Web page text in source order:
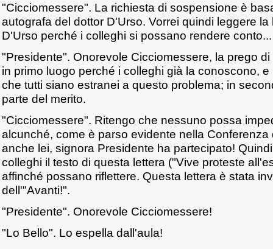
"Cicciomessere". La richiesta di sospensione è
autografa del dottor D'Urso. Vorrei quindi leggere la
D'Urso perché i colleghi si possano rendere conto...
"Presidente". Onorevole Cicciomessere, la prego
in primo luogo perché i colleghi già la conoscono,
che tutti siano estranei a questo problema; in
parte del merito.
"Cicciomessere". Ritengo che nessuno possa
alcunché, come è parso evidente nella
anche lei, signora Presidente ha partecipato!
colleghi il testo di questa lettera ("Vive proteste
affinché possano riflettere. Questa lettera è stata
dell'"Avanti!".
"Presidente". Onorevole Cicciomessere!
"Lo Bello". Lo espella dall'aula!